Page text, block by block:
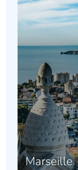
Marseille